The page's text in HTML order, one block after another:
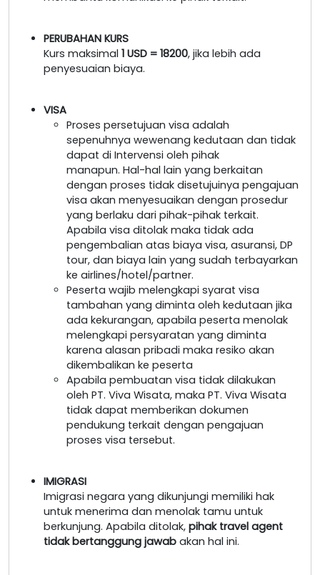
PERUBAHAN KURS
Kurs maksimal 1 USD = 18200, jika lebih ada
penyesuaian biaya.
VISA
Proses persetujuan visa adalah
sepenuhnya wewenang kedutaan dan tidak
dapat di Intervensi oleh pihak
manapun. Hal-hal lain yang berkaitan
dengan proses tidak disetujuinya pengajuan
visa akan menyesuaikan dengan prosedur
yang berlaku dari pihak-pihak terkait.
Apabila visa ditolak maka tidak ada
pengembalian atas biaya visa, asuransi, DP
tour, dan biaya lain yang sudah terbayarkan
ke airlines/hotel/partner.
Peserta wajib melengkapi syarat visa
tambahan yang diminta oleh kedutaan jika
ada kekurangan, apabila peserta menolak
melengkapi persyaratan yang diminta
karena alasan pribadi maka resiko akan
dikembalikan ke peserta
Apabila pembuatan visa tidak dilakukan
oleh PT. Viva Wisata, maka PT. Viva Wisata
tidak dapat memberikan dokumen
pendukung terkait dengan pengajuan
proses visa tersebut.
IMIGRASI
Imigrasi negara yang dikunjungi memiliki hak
untuk menerima dan menolak tamu untuk
berkunjung. Apabila ditolak, pihak travel agent
tidak bertanggung jawab akan hal ini.